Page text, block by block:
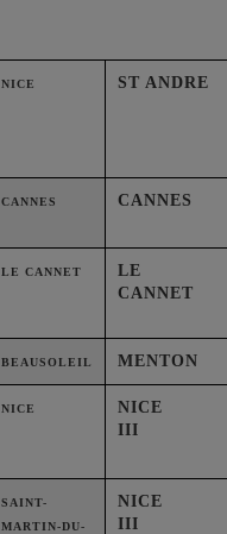
NICE ST ANDRE
CANNES CANNES
LE CANNET
LE
CANNET
BEAUSOLEIL MENTON
NICE
NICE
III
SAINT-
MARTIN-DU-
NICE
III